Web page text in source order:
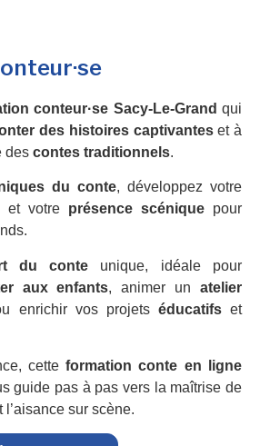
conteur·se Sacy-Le-Grand qui
des histoires captivanteset à
des contes traditionnels.
du conte, développez votre
et votre présence scénique pour
du conte unique, idéale pour
aux enfants, animer unatelier
enrichir vos projets éducatifset
cetteformation conte en ligne
guide pas à pas vers la maîtrise de
l’aisance sur scène.